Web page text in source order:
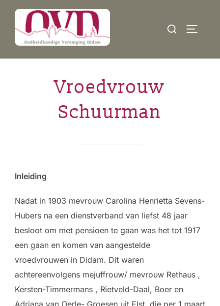
inhoud
Zoek
Vroedvrouw
Schuurman
Inleiding
Nadat in 1903 mevrouw Carolina Henrietta Sevens-
Hubers na een dienstverband van liefst 48 jaar
besloot om met pensioen te gaan was het tot 1917
een gaan en komen van aangestelde
vroedvrouwen in Didam. Dit waren
achtereenvolgens mejuffrouw/ mevrouw Rethaus ,
Kersten-Timmermans , Rietveld-Daal, Boer en